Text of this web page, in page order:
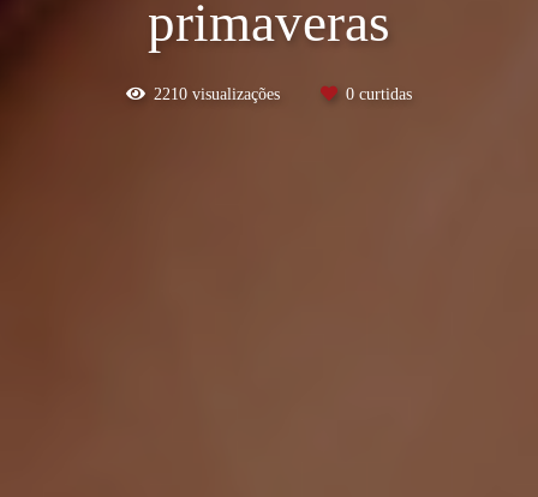
primaveras
2210 visualizações 0 curtidas